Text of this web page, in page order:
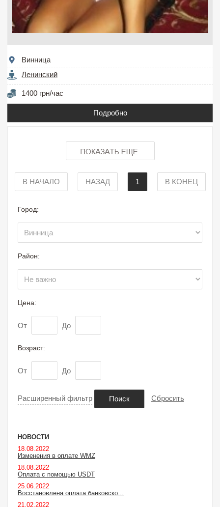
Винница
Ленинский
1400 грн/час
Подробно
В НАЧАЛО НАЗАД 1 В КОНЕЦ
Город:
Район:
Цена:
От До
Возраст:
От До
Расширенный фильтр Поиск Сбросить
НОВОСТИ
18.08.2022
Изменения в оплате WMZ
18.08.2022
Оплата с помощью USDT
25.06.2022
Восстановлена оплата банковско...
21.02.2022